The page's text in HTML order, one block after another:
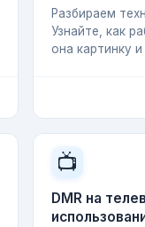
Разбираем
Узнайте, как
она картинку
📺
DMR на